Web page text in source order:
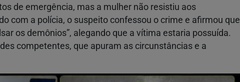
de emergência, mas a mulher não resistiu aos
com a polícia, o suspeito confessou o crime e afirmou que
os demônios”, alegando que a vítima estaria possuída.
competentes, que apuram as circunstâncias e a